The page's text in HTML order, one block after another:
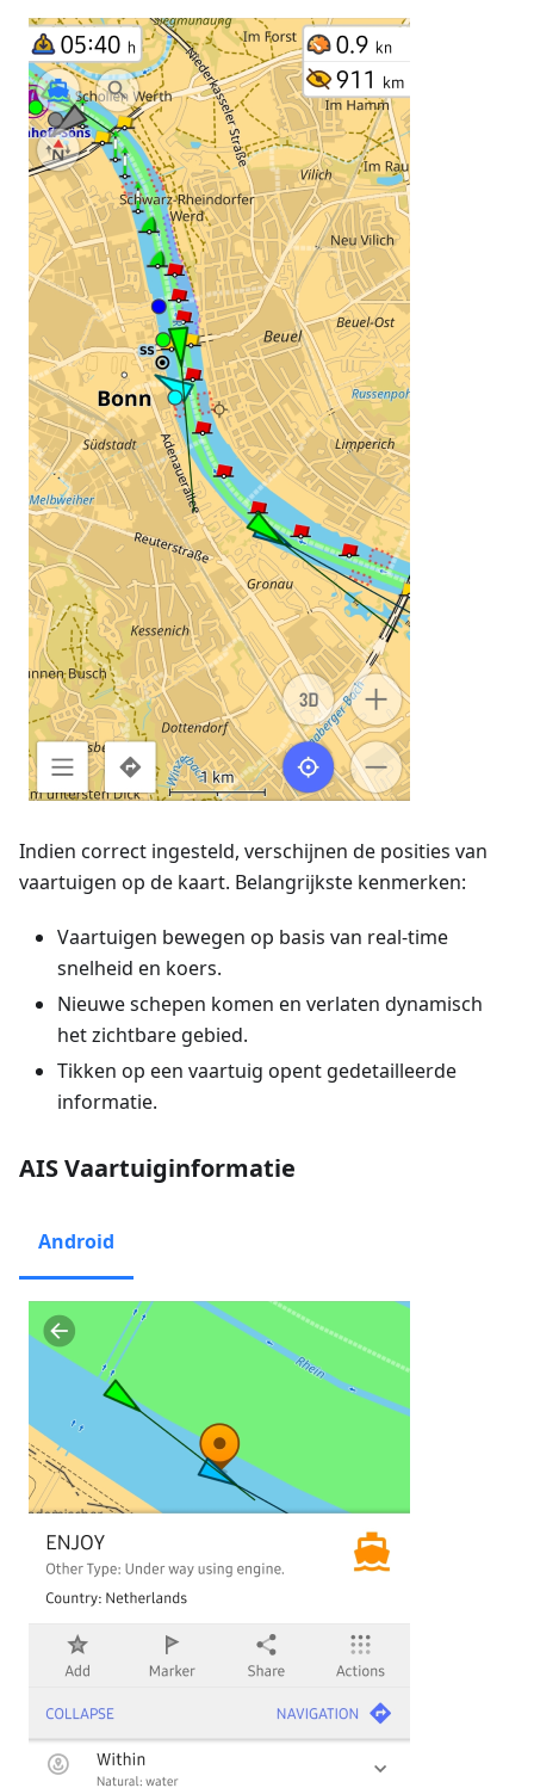
Indien correct ingesteld, verschijnen de posities van
vaartuigen op de kaart. Belangrijkste kenmerken:
Vaartuigen bewegen op basis van real-time
snelheid en koers.
Nieuwe schepen komen en verlaten dynamisch
het zichtbare gebied.
Tikken op een vaartuig opent gedetailleerde
informatie.
AIS Vaartuiginformatie
Android